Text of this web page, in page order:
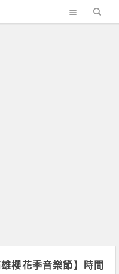
雄櫻花季音樂節】時間